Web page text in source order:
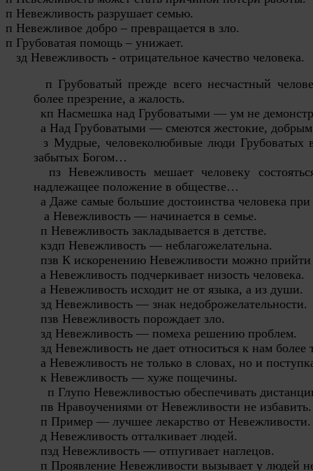
п Невежливость разрушает семью.
п Невежливое добро – превращается в зло.
п Грубоватая помощь – унижает.
зд Невежливость - отрицательное качество человека.
п Грубоватый прежде всего несчастный
более презрение, а жалость.
кп Насмешка над Грубоватыми — ум не
а Над Грубоватыми — смеются жестокие,
з Мудрые, человеколюбивые люди Грубоватых
забытых Богом…
пз Невежливость мешает человеку
надлежащее положение в обществе…
а Даже самые большие достоинства человека
а Невежливость — начинается в семье.
п Невежливость закладывается в детстве.
кздп Невежливость — неблагожелательна.
пзв К искоренению Невежливости можно прийти
а Невежливость подчеркивает низость человека.
а Невежливость исходит не от языка, а из души.
зд Невежливость — знак недоброжелательности.
пзв Невежливость порождает зло.
зд Невежливость — помеха решению проблем.
зд Невежливость не дает относиться к нам
а Невежливость не только в словах, но и
к Невежливость — хуже пощечины.
п Глупо Невежливостью обеспечивать
пв Нравоучениями от Невежливости не
п Пример — лучшее лекарство от
д Невежливость отталкивает людей.
пзд Невежливость — отпугивает наглецов.
п Проявление Невежливости вызывает у людей